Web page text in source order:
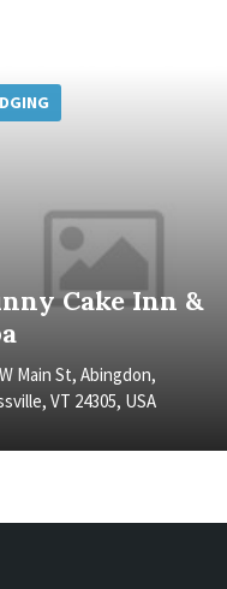
Cake Inn &
Main St, Abingdon,
VT 24305, USA